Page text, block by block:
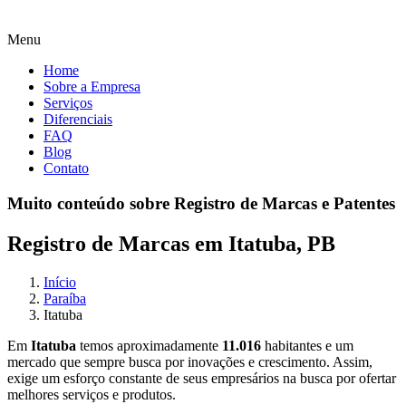
Menu
Home
Sobre a Empresa
Serviços
Diferenciais
FAQ
Blog
Contato
Muito conteúdo sobre Registro de Marcas e Patentes
Registro de Marcas em Itatuba, PB
Início
Paraíba
Itatuba
Em Itatuba temos aproximadamente 11.016 habitantes e um
mercado que sempre busca por inovações e crescimento. Assim,
exige um esforço constante de seus empresários na busca por ofertar
melhores serviços e produtos.